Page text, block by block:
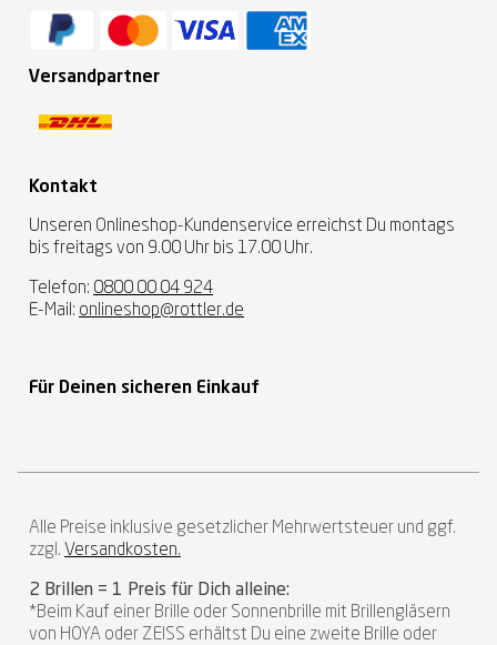
Versandpartner
Kontakt
Unseren Onlineshop-Kundenservice erreichst Du montags
bis freitags von 9.00 Uhr bis 17.00 Uhr.
Telefon: 0800 00 04 924
E-Mail: onlineshop@rottler.de
Für Deinen sicheren Einkauf
Alle Preise inklusive gesetzlicher Mehrwertsteuer und ggf.
zzgl. Versandkosten.
2 Brillen = 1 Preis für Dich alleine:
*Beim Kauf einer Brille oder Sonnenbrille mit Brillengläsern
von HOYA oder ZEISS erhältst Du eine zweite Brille oder